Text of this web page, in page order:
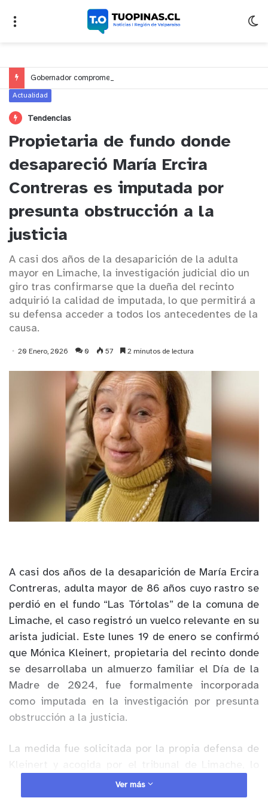
Actualidad
Tendencias
Propietaria de fundo donde
desapareció María Ercira
Contreras es imputada por
presunta obstrucción a la
justicia
A casi dos años de la desaparición de la adulta
mayor en Limache, la investigación judicial dio un
giro tras confirmarse que la dueña del recinto
adquirió la calidad de imputada, lo que permitirá a
su defensa acceder a todos los antecedentes de la
causa.
20 Enero, 2026 0 57 2 minutos de lectura
A casi dos años de la desaparición de María Ercira
Contreras, adulta mayor de 86 años cuyo rastro se
perdió en el fundo “Las Tórtolas” de la comuna de
Limache, el caso registró un vuelco relevante en su
arista judicial. Este lunes 19 de enero se confirmó
que Mónica Kleinert, propietaria del recinto donde
se desarrollaba un almuerzo familiar el Día de la
Madre de 2024, fue formalmente incorporada
como imputada en la investigación por presunta
obstrucción a la justicia.
La medida fue solicitada por la propia defensa de
que permitirá a sus abogados acceder de manera
íntegra a los antecedentes que forman parte de la
Ver más